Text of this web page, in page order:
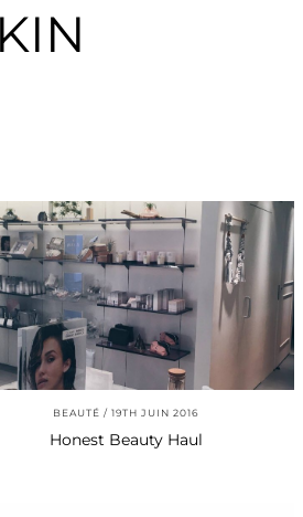
BEAUTÉ 19TH JUIN 2016
Honest Beauty Haul